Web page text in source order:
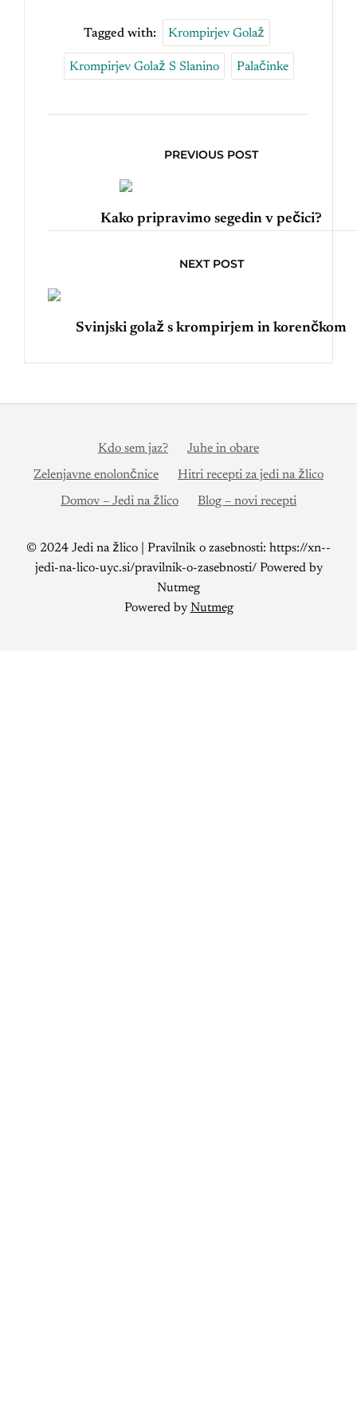
Tagged with: Krompirjev Golaž
Krompirjev Golaž S Slanino Palačinke
PREVIOUS POST
Kako pripravimo segedin v pečici?
NEXT POST
Svinjski golaž s krompirjem in korenčkom
© 2024 Jedi na žlico | Pravilnik o zasebnosti: https://xn--
jedi-na-lico-uyc.si/pravilnik-o-zasebnosti/ Powered by
Nutmeg
Powered by Nutmeg
Kdo sem jaz? Juhe in obare
Zelenjavne enolončnice Hitri recepti za jedi na žlico
Domov – Jedi na žlico Blog – novi recepti